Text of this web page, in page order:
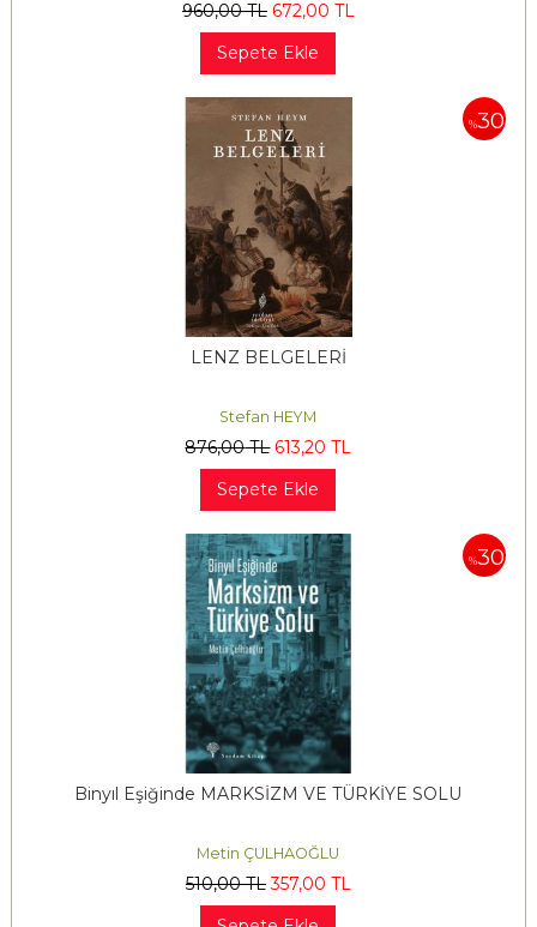
960,00TL 672,00 TL
Sepete Ekle
%30
LENZ BELGELERİ
Stefan HEYM
876,00TL 613,20 TL
Sepete Ekle
%30
Binyıl Eşiğinde MARKSİZM VE TÜRKİYE SOLU
Metin ÇULHAOĞLU
510,00TL 357,00 TL